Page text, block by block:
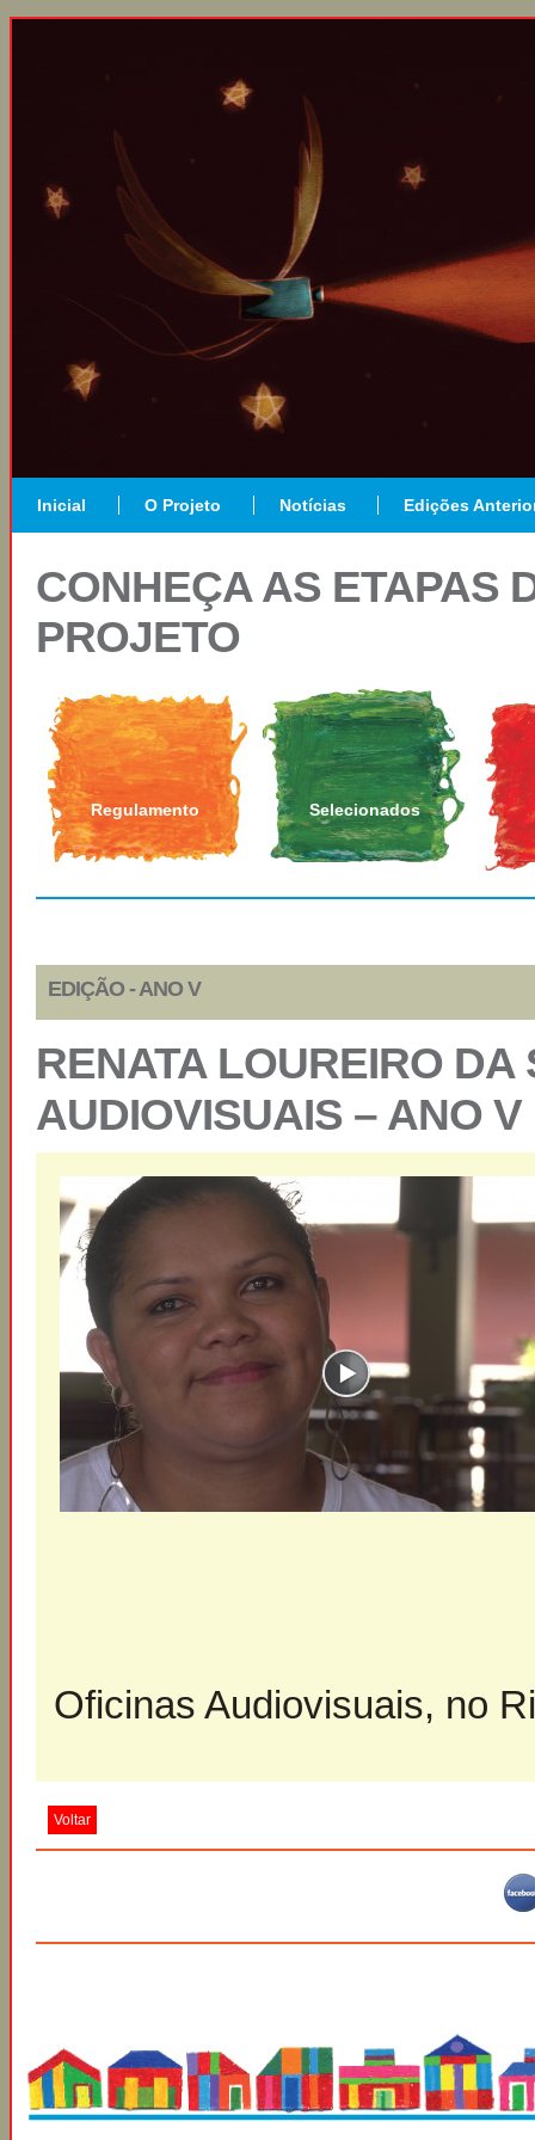
Inicial O Projeto Notícias Edições
CONHEÇA AS ETAPAS
PROJETO
Regulamento Selecionados
EDIÇÃO - ANO V
RENATA LOUREIRO DA
AUDIOVISUAIS – ANO V
Oficinas Audiovisuais, no
Voltar